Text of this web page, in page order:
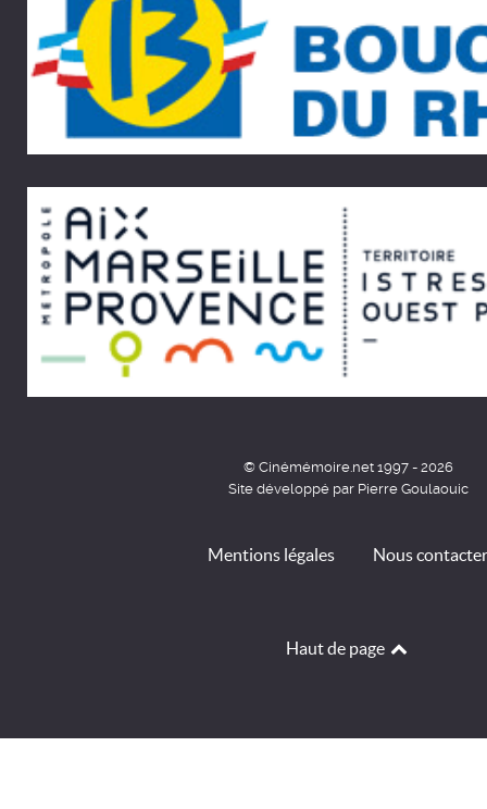
© Cinémémoire.net 1997 - 2026
Site développé par Pierre Goulaouic
Mentions légales Nous contacter
Haut de page